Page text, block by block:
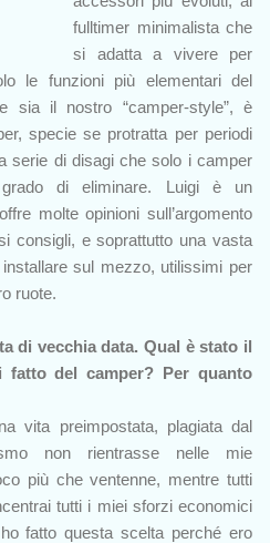
fulltimer minimalista che
si adatta a vivere per
le funzioni più elementari del
sia il nostro “camper-style”, è
specie se protratta per periodi
serie di disagi che solo i camper
di eliminare. Luigi è un
molte opinioni sull’argomento
consigli, e soprattutto una vasta
sul mezzo, utilissimi per
ruote.
di vecchia data. Qual è stato il
fatto del camper? Per quanto
vita preimpostata, plagiata dal
non rientrasse nelle mie
più che ventenne, mentre tutti
tutti i miei sforzi economici
fatto questa scelta perché ero